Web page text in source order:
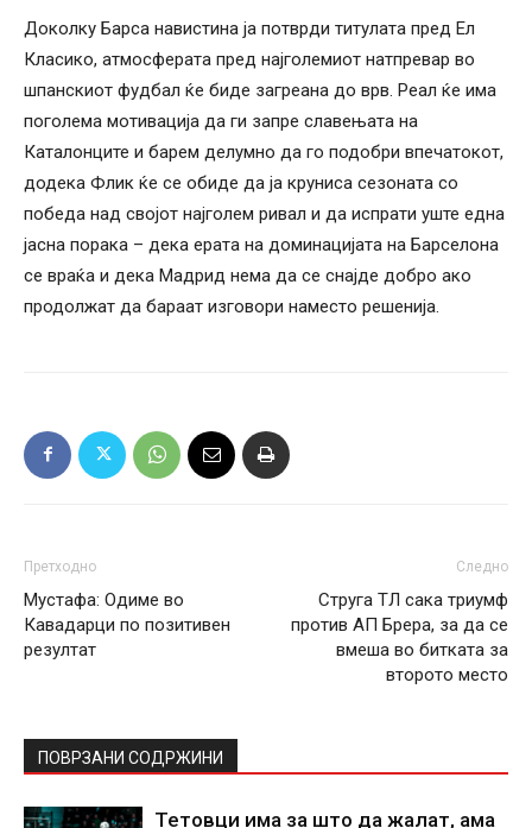
Доколку Барса навистина ја потврди титулата пред Ел
Класико, атмосферата пред најголемиот натпревар во
шпанскиот фудбал ќе биде загреана до врв. Реал ќе има
поголема мотивација да ги запре славењата на
Каталонците и барем делумно да го подобри впечатокот,
додека Флик ќе се обиде да ја круниса сезоната со
победа над својот најголем ривал и да испрати уште една
јасна порака – дека ерата на доминацијата на Барселона
се враќа и дека Мадрид нема да се снајде добро ако
продолжат да бараат изговори наместо решенија.
Претходно
Мустафа: Одиме во
Кавадарци по позитивен
резултат
Следно
Струга ТЛ сака триумф
против АП Брера, за да се
вмеша во битката за
второто место
ПОВРЗАНИ СОДРЖИНИ
Тетовци има за што да жалат, ама